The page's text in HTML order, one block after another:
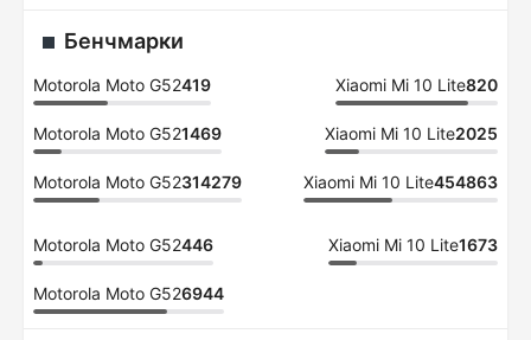
Бенчмарки
Motorola Moto G52419 Xiaomi Mi 10 Lite820
Motorola Moto G521469 Xiaomi Mi 10 Lite2025
Motorola Moto G52314279 Xiaomi Mi 10 Lite454863
Motorola Moto G52446 Xiaomi Mi 10 Lite1673
Motorola Moto G526944